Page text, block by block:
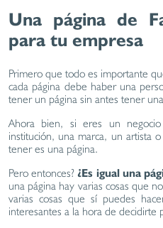
Una página de
para tu empresa
Primero que todo es importante
cada página debe haber una
tener un página sin antes tener
Ahora bien, si eres un
institución, una marca, un artista
tener es una página.
Pero entonces? ¿Es igual una
una página hay varias cosas que
varias cosas que sí puedes
interesantes a la hora de decidirte